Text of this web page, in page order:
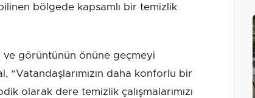
bölgede kapsamlı bir temizlik
görüntünün önüne geçmeyi
“Vatandaşlarımızın daha konforlu bir
olarak dere temizlik çalışmalarımızı